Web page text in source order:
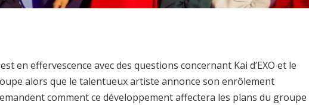
en effervescence avec des questions concernant Kai d’EXO et le
alors que le talentueux artiste annonce son enrôlement
comment ce développement affectera les plans du groupe